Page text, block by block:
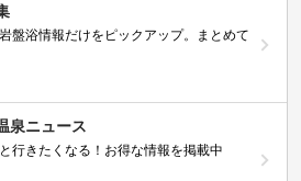
盤浴情報だけをピックアップ。まとめて
泉ニュース
行きたくなる！お得な情報を掲載中